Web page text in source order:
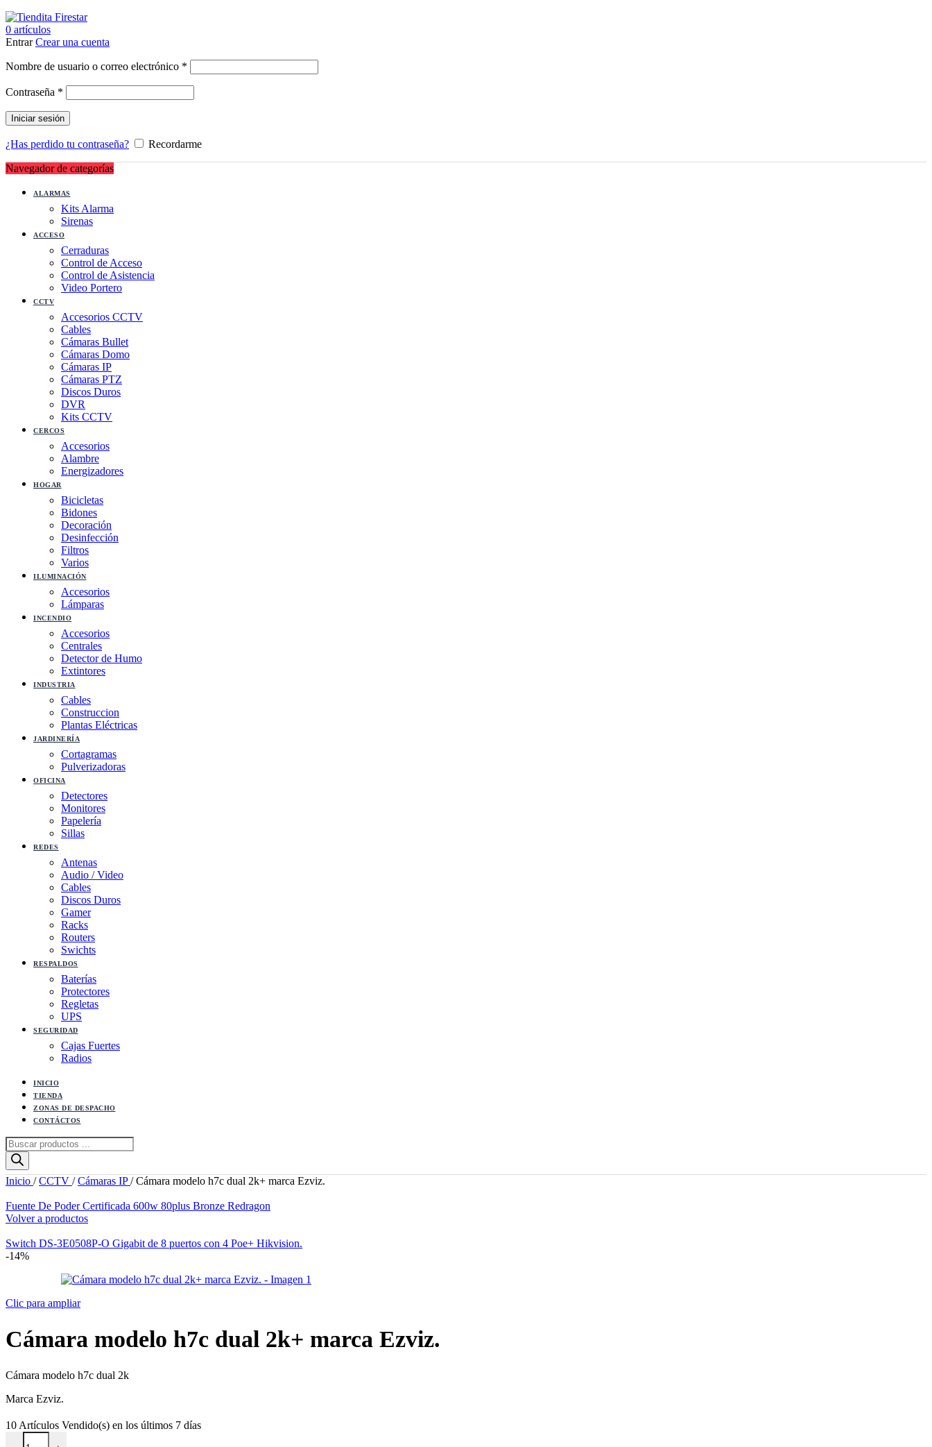
0 artículos
EntrarCrear una cuenta
Nombre de usuario o correo electrónico *
Contraseña *
Iniciar sesión
¿Has perdido tu contraseña? Recordarme
Navegador de categorías
ALARMAS
Kits Alarma
Sirenas
ACCESO
Cerraduras
Control de Acceso
Control de Asistencia
Video Portero
CCTV
Accesorios CCTV
Cables
Cámaras Bullet
Cámaras Domo
Cámaras IP
Cámaras PTZ
Discos Duros
DVR
Kits CCTV
CERCOS
Accesorios
Alambre
Energizadores
HOGAR
Bicicletas
Bidones
Decoración
Desinfección
Filtros
Varios
ILUMINACIÓN
Accesorios
Lámparas
INCENDIO
Accesorios
Centrales
Detector de Humo
Extintores
INDUSTRIA
Cables
Construccion
Plantas Eléctricas
JARDINERÍA
Cortagramas
Pulverizadoras
OFICINA
Detectores
Monitores
Papelería
Sillas
REDES
Antenas
Audio / Video
Cables
Discos Duros
Gamer
Racks
Routers
Swichts
RESPALDOS
Baterías
Protectores
Regletas
UPS
SEGURIDAD
Cajas Fuertes
Radios
INICIO
TIENDA
ZONAS DE DESPACHO
CONTÁCTOS
Búsqueda
de
productos
Inicio / CCTV / Cámaras IP/ Cámara modelo h7c dual 2k+ marca Ezviz.
Fuente De Poder Certificada 600w 80plus Bronze Redragon
Volver a productos
Switch DS-3E0508P-O Gigabit de 8 puertos con 4 Poe+ Hikvision.
-14%
Clic para ampliar
Cámara modelo h7c dual 2k+ marca Ezviz.
Cámara modelo h7c dual 2k
Marca Ezviz.
10 Artículos Vendido(s) en los últimos 7 días
Cámara modelo h7c dual 2k+ marca Ezviz. cantidad